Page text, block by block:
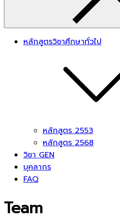
หลักสูตรวิชาศึกษาทั่วไป
หลักสูตร 2553
หลักสูตร 2568
วิชา GEN
บุคลากร
FAQ
Team